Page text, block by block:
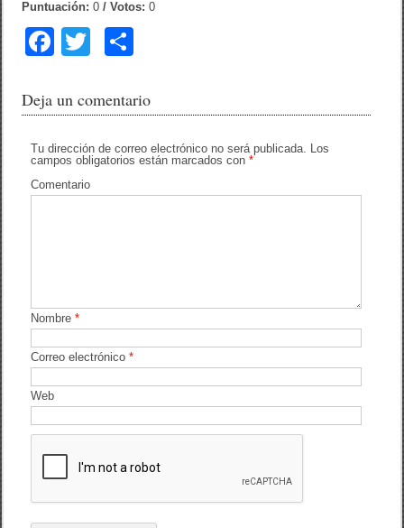
Puntuación:0 / Votos:0
F
c
b
o
T
tt
m
ar
Deja un comentario
Tu dirección de correo electrónico no será publicada. Los
campos obligatorios están marcados con*
Comentario
Nombre*
Correo electrónico*
Web